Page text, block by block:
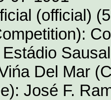
(official)
Del Mar
José F.